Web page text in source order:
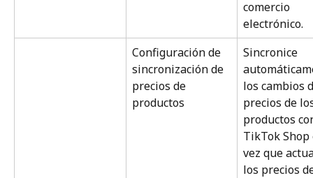
comercio
electrónico.
Configuración de
sincronización de
precios de
productos
Sincronice
los cambios
precios de
productos
TikTok
vez que
los precios